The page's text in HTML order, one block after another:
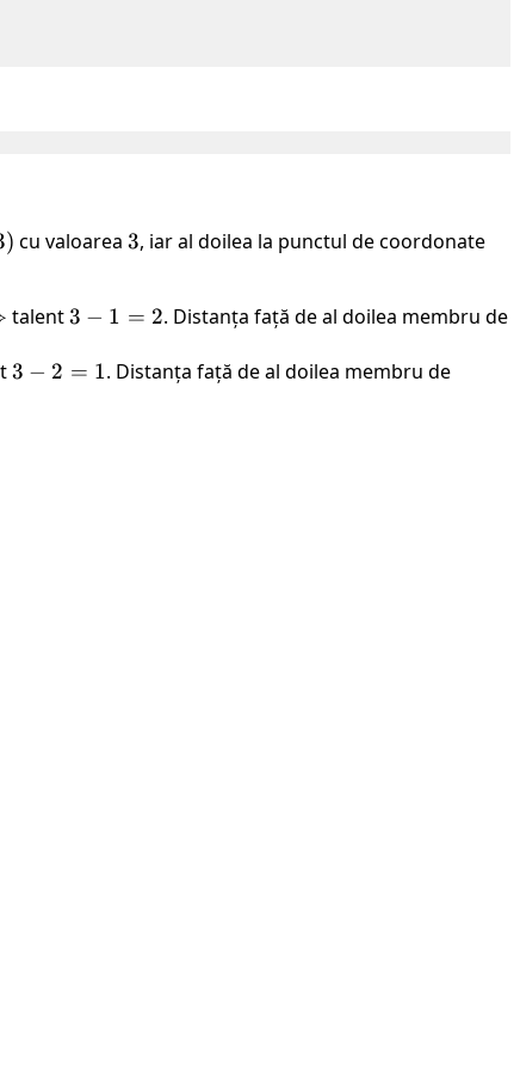
) cu valoarea 3
3, iar al doilea la punctul de coordonate(5,
talent3
1
3 − 1 = 2. Distanța față de al doilea membru de
3
3 − 2 = 1. Distanța față de al doilea membru de